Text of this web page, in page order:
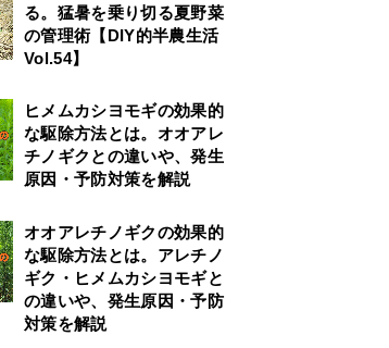
る。猛暑を乗り切る夏野菜
の管理術【DIY的半農生活
Vol.54】
ヒメムカシヨモギの効果的
な駆除方法とは。オオアレ
チノギクとの違いや、発生
原因・予防対策を解説
オオアレチノギクの効果的
な駆除方法とは。アレチノ
ギク・ヒメムカシヨモギと
の違いや、発生原因・予防
対策を解説